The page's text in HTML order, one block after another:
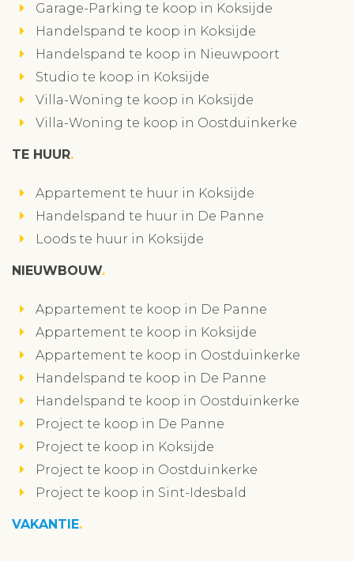
Garage-Parking te koop in Koksijde
Handelspand te koop in Koksijde
Handelspand te koop in Nieuwpoort
Studio te koop in Koksijde
Villa-Woning te koop in Koksijde
Villa-Woning te koop in Oostduinkerke
TE HUUR
Appartement te huur in Koksijde
Handelspand te huur in De Panne
Loods te huur in Koksijde
NIEUWBOUW
Appartement te koop in De Panne
Appartement te koop in Koksijde
Appartement te koop in Oostduinkerke
Handelspand te koop in De Panne
Handelspand te koop in Oostduinkerke
Project te koop in De Panne
Project te koop in Koksijde
Project te koop in Oostduinkerke
Project te koop in Sint-Idesbald
VAKANTIE